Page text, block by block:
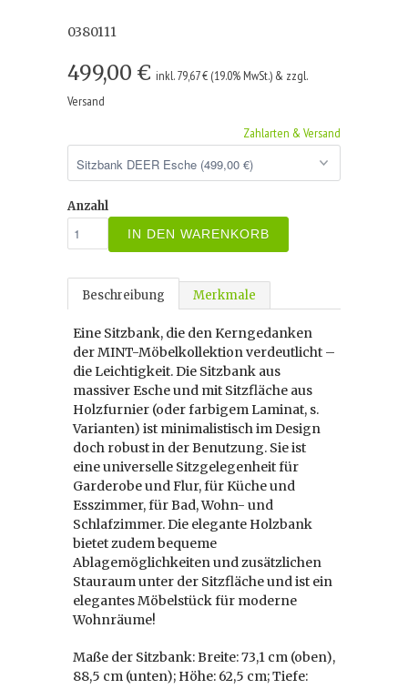
0380111
499,00 € inkl. 79,67 € (19.0% MwSt.) & zzgl.
Versand
Zahlarten & Versand
Anzahl
IN DEN WARENKORB
Beschreibung Merkmale
Eine Sitzbank, die den Kerngedanken
der MINT-Möbelkollektion verdeutlicht –
die Leichtigkeit. Die Sitzbank aus
massiver Esche und mit Sitzfläche aus
Holzfurnier (oder farbigem Laminat, s.
Varianten) ist minimalistisch im Design
doch robust in der Benutzung. Sie ist
eine universelle Sitzgelegenheit für
Garderobe und Flur, für Küche und
Esszimmer, für Bad, Wohn- und
Schlafzimmer. Die elegante Holzbank
bietet zudem bequeme
Ablagemöglichkeiten und zusätzlichen
Stauraum unter der Sitzfläche und ist ein
elegantes Möbelstück für moderne
Wohnräume!
Maße der Sitzbank: Breite: 73,1 cm (oben),
88,5 cm (unten); Höhe: 62,5 cm; Tiefe: